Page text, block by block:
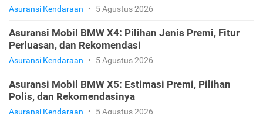
Asuransi Kendaraan • 5 Agustus 2026
Asuransi Mobil BMW X4: Pilihan Jenis Premi, Fitur
Perluasan, dan Rekomendasi
Asuransi Kendaraan • 5 Agustus 2026
Asuransi Mobil BMW X5: Estimasi Premi, Pilihan
Polis, dan Rekomendasinya
Asuransi Kendaraan • 5 Agustus 2026